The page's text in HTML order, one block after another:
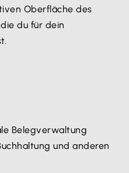
Oberfläche des
du für dein
Belegverwaltung
und anderen